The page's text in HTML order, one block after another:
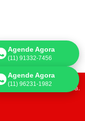
por:Página de Venda.
Agende Agora
(11) 91332-7456
Agende Agora
(11) 96231-1982